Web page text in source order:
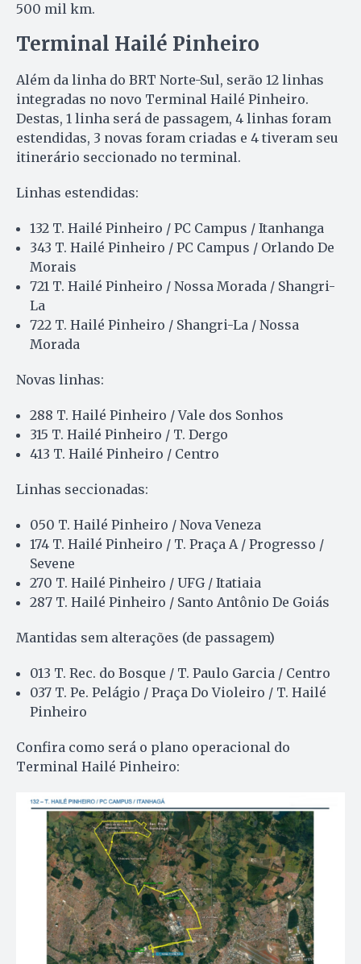
500 mil km.
Terminal Hailé Pinheiro
Além da linha do BRT Norte-Sul, serão 12 linhas
integradas no novo Terminal Hailé Pinheiro.
Destas, 1 linha será de passagem, 4 linhas foram
estendidas, 3 novas foram criadas e 4 tiveram seu
itinerário seccionado no terminal.
Linhas estendidas:
132 T. Hailé Pinheiro / PC Campus / Itanhanga
343 T. Hailé Pinheiro / PC Campus / Orlando De
Morais
721 T. Hailé Pinheiro / Nossa Morada / Shangri-
La
722 T. Hailé Pinheiro / Shangri-La / Nossa
Morada
Novas linhas:
288 T. Hailé Pinheiro / Vale dos Sonhos
315 T. Hailé Pinheiro / T. Dergo
413 T. Hailé Pinheiro / Centro
Linhas seccionadas:
050 T. Hailé Pinheiro / Nova Veneza
174 T. Hailé Pinheiro / T. Praça A / Progresso /
Sevene
270 T. Hailé Pinheiro / UFG / Itatiaia
287 T. Hailé Pinheiro / Santo Antônio De Goiás
Mantidas sem alterações (de passagem)
013 T. Rec. do Bosque / T. Paulo Garcia / Centro
037 T. Pe. Pelágio / Praça Do Violeiro / T. Hailé
Pinheiro
Confira como será o plano operacional do
Terminal Hailé Pinheiro: